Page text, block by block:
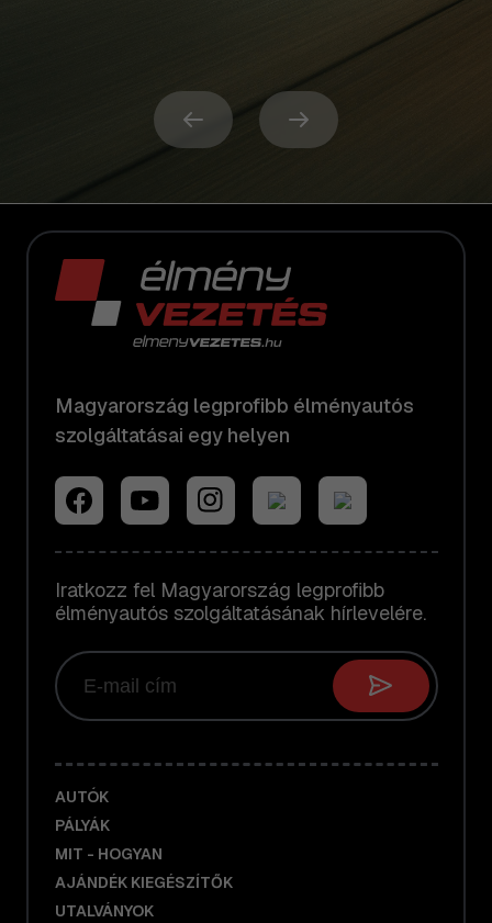
Magyarország legprofibb élményautós
szolgáltatásai egy helyen
Iratkozz fel Magyarország legprofibb
élményautós szolgáltatásának hírlevelére.
AUTÓK
PÁLYÁK
MIT - HOGYAN
AJÁNDÉK KIEGÉSZÍTŐK
UTALVÁNYOK